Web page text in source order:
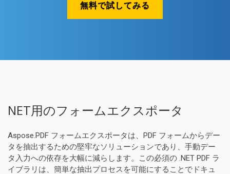
無料で試してみる
NET用のフォームエクスポータ
Aspose.PDF フォームエクスポータは、PDF フォームからデー
タを抽出するための堅牢なソリューションであり、手動デー
タ入力への依存を大幅に減らします。この必須の .NET PDF ラ
イブラリは、簡単な抽出プロセスを可能にすることでドキュ